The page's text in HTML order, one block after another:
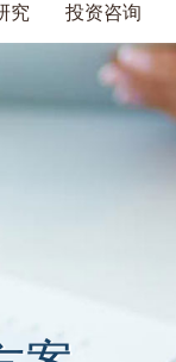
究 投资咨询